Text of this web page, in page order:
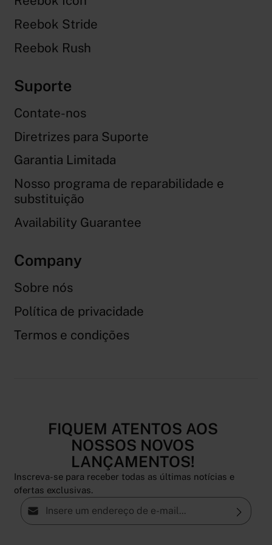
Reebok Stride
Reebok Rush
Suporte
Contate-nos
Diretrizes para Suporte
Garantia Limitada
Nosso programa de reparabilidade e
substituição
Availability Guarantee
Company
Sobre nós
Política de privacidade
Termos e condições
FIQUEM ATENTOS AOS
NOSSOS NOVOS
LANÇAMENTOS!
Inscreva-se para receber todas as últimas notícias e
ofertas exclusivas.
Endereço de e-mail*